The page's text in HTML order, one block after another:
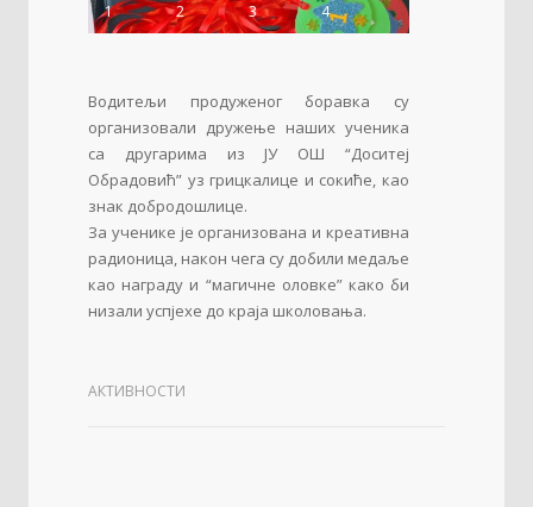
1 2 3 4
Водитељи продуженог боравка су
организовали дружење наших ученика
са другарима из ЈУ ОШ “Доситеј
Обрадовић” уз грицкалице и сокиће, као
знак добродошлице.
За ученике је организована и креативна
радионица, након чега су добили медаље
као награду и “магичне оловке” како би
низали успјехе до краја школовања.
АКТИВНОСТИ